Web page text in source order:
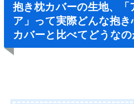
抱き枕カバーの生地、「
ア」って実際どんな抱
カバーと比べてどうなの